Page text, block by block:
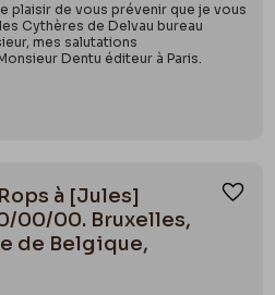
plaisir de vous prévenir que je vous
Cythères de Delvau bureau
mes salutations
Dentu éditeur à Paris.
à [Jules]
00/00. Bruxelles,
de Belgique,